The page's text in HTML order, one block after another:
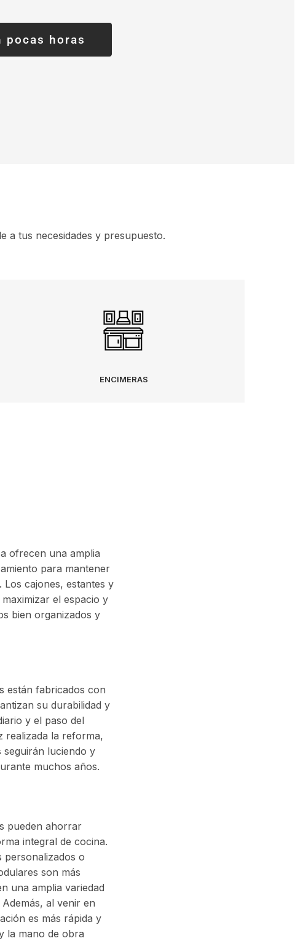
pocas horas
a tus necesidades y presupuesto.
ENCIMERAS
ofrecen una amplia
para mantener
cajones, estantes y
el espacio y
bien organizados y
están fabricados con
su durabilidad y
y el paso del
realizada la reforma,
seguirán luciendo y
muchos años.
pueden ahorrar
integral de cocina.
personalizados o
son más
una amplia variedad
al venir en
es más rápida y
la mano de obra